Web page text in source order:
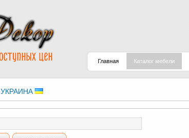
Главная Каталог мебели
УКРАИНА